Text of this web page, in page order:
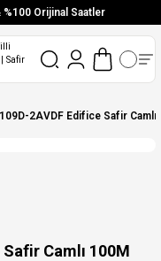
Orijinal Saatler
2AVDF Edifice Safir
Camlı 100M